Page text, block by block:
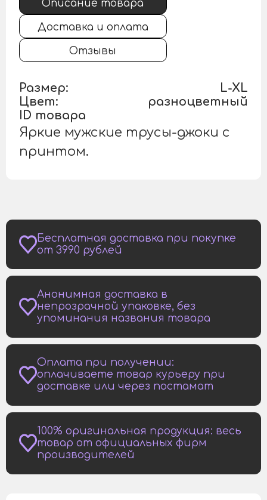
Описание товара
Доставка и оплата
Отзывы
Размер:
L-XL
Цвет:
разноцветный
ID товара
Яркие мужские трусы-джоки с
принтом.
Бесплатная доставка при покупке
от 3990 рублей
Анонимная доставка в
непрозрачной упаковке, без
упоминания названия товара
Оплата при получении:
оплачиваете товар курьеру при
доставке или через постамат
100% оригинальная продукция: весь
товар от официальных фирм
производителей